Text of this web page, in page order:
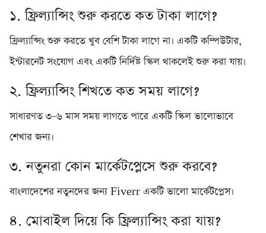
১. ফ্রিল্যান্সিং শুরু করতে কত টাকা লাগে?
ফ্রিল্যান্সিং শুরু করতে খুব বেশি টাকা লাগে না। একটি কম্পিউটার,
ইন্টারনেট সংযোগ এবং একটি নির্দিষ্ট স্কিল থাকলেই শুরু করা যায়।
২. ফ্রিল্যান্সিং শিখতে কত সময় লাগে?
সাধারণত ৩–৬ মাস সময় লাগতে পারে একটি স্কিল ভালোভাবে
শেখার জন্য।
৩. নতুনরা কোন মার্কেটপ্লেসে শুরু করবে?
বাংলাদেশের নতুনদের জন্য Fiverr একটি ভালো মার্কেটপ্লেস।
৪. মোবাইল দিয়ে কি ফ্রিল্যান্সিং করা যায়?